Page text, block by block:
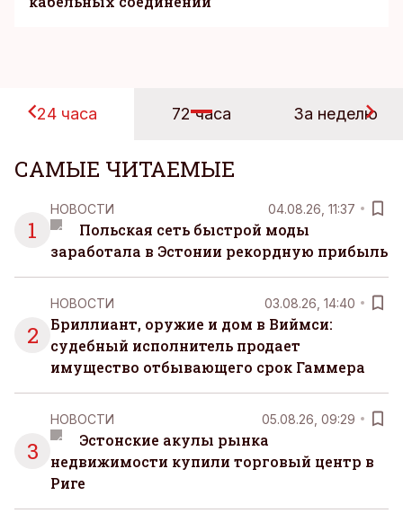
24 часа 72 часа За неделю
САМЫЕ ЧИТАЕМЫЕ
1
НОВОСТИ 04.08.26, 11:37
Польская сеть быстрой моды
заработала в Эстонии рекордную прибыль
2
НОВОСТИ 03.08.26, 14:40
Бриллиант, оружие и дом в Виймси:
судебный исполнитель продает
имущество отбывающего срок Гаммера
3
НОВОСТИ 05.08.26, 09:29
Эстонские акулы рынка
недвижимости купили торговый центр в
Риге